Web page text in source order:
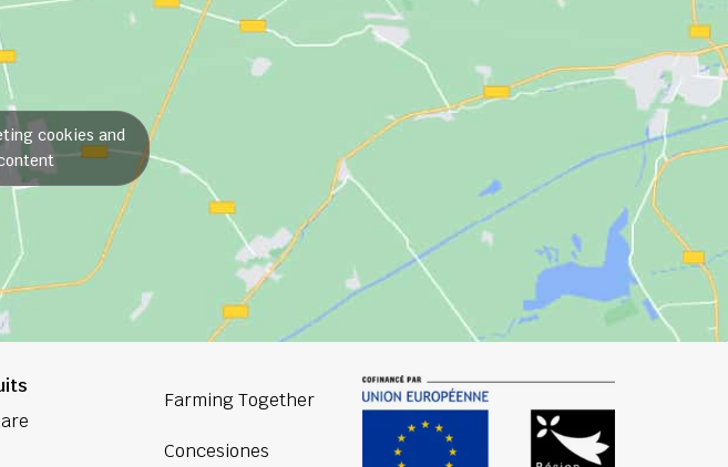
cookies and
Farming Together
Concesiones